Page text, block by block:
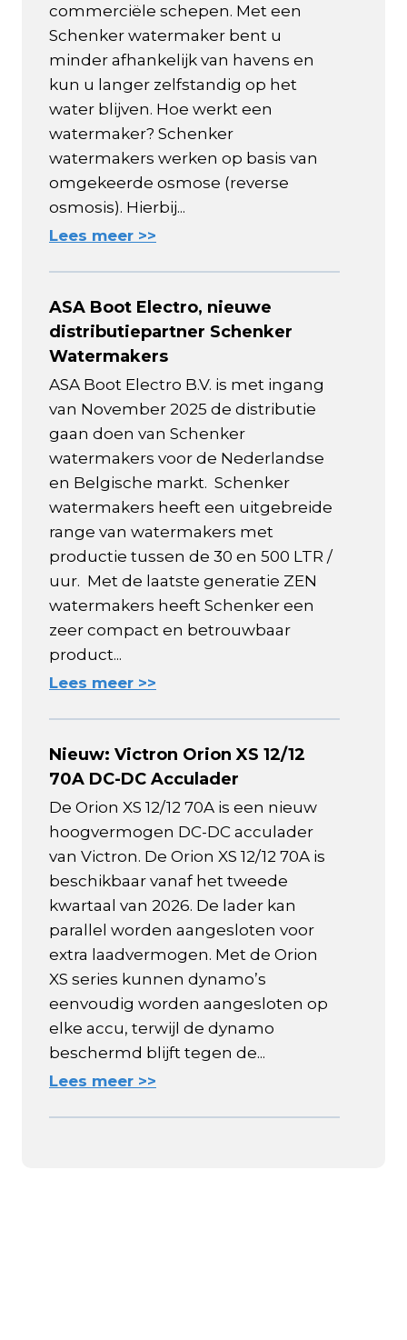
commerciële schepen. Met een
Schenker watermaker bent u
minder afhankelijk van havens en
kun u langer zelfstandig op het
water blijven. Hoe werkt een
watermaker? Schenker
watermakers werken op basis van
omgekeerde osmose (reverse
osmosis). Hierbij...
Lees meer >>
ASA Boot Electro, nieuwe
distributiepartner Schenker
Watermakers
ASA Boot Electro B.V. is met ingang
van November 2025 de distributie
gaan doen van Schenker
watermakers voor de Nederlandse
en Belgische markt. Schenker
watermakers heeft een uitgebreide
range van watermakers met
productie tussen de 30 en 500 LTR /
uur. Met de laatste generatie ZEN
watermakers heeft Schenker een
zeer compact en betrouwbaar
product...
Lees meer >>
Nieuw: Victron Orion XS 12/12
70A DC-DC Acculader
De Orion XS 12/12 70A is een nieuw
hoogvermogen DC-DC acculader
van Victron. De Orion XS 12/12 70A is
beschikbaar vanaf het tweede
kwartaal van 2026. De lader kan
parallel worden aangesloten voor
extra laadvermogen. Met de Orion
XS series kunnen dynamo’s
eenvoudig worden aangesloten op
elke accu, terwijl de dynamo
beschermd blijft tegen de...
Lees meer >>